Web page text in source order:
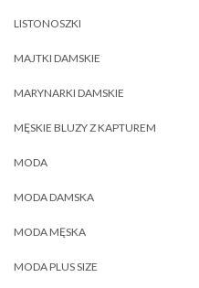
LISTONOSZKI
MAJTKI DAMSKIE
MARYNARKI DAMSKIE
MĘSKIE BLUZY Z KAPTUREM
MODA
MODA DAMSKA
MODA MĘSKA
MODA PLUS SIZE